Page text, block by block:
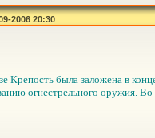
2006 20:30
Крепость была заложена в
огнестрельного оружия.